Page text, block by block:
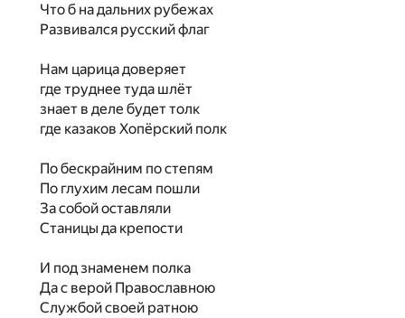
Что б на дальних рубежах
Развивался русский флаг
Нам царица доверяет
где труднее туда шлёт
знает в деле будет толк
где казаков Хопёрский полк
По бескрайним по степям
По глухим лесам пошли
За собой оставляли
Станицы да крепости
И под знаменем полка
Да с верой Православною
Службой своей ратною